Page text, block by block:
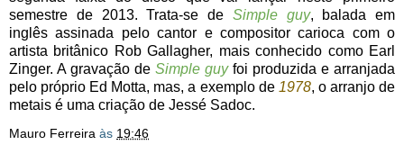
semestre de 2013. Trata-se de Simple guy, balada em
inglês assinada pelo cantor e compositor carioca com o
artista britânico Rob Gallagher, mais conhecido como Earl
Zinger. A gravação de Simple guyfoi produzida e arranjada
pelo próprio Ed Motta, mas, a exemplo de 1978, o arranjo de
metais é uma criação de Jessé Sadoc.
Mauro Ferreira às 19:46